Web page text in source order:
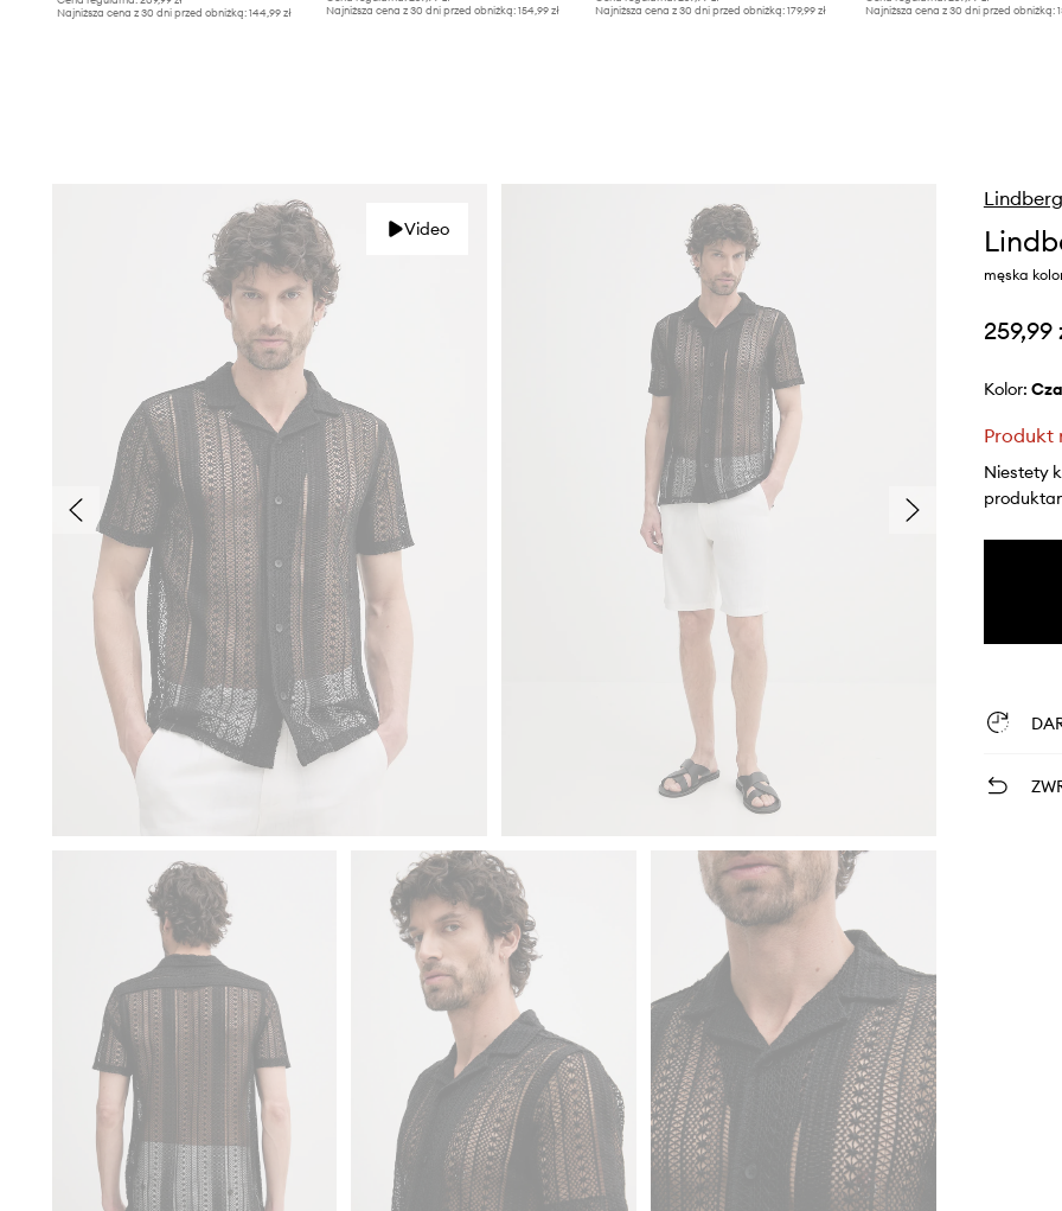
Najniższa cena z 30 dni przed obniżką: 144,99 zł
Najniższa cena z 30 dni przed obniżką:154,99 zł
Najniższa cena z 30 dni przed obniżką: 179,99 zł
Najniższa cena z 30 dni przed obniżką:
Video
męska
259,99
Kolor:
Produkt
Niestety